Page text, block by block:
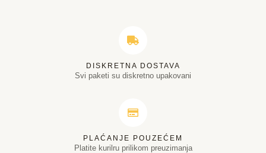
DISKRETNA DOSTAVA
Svi paketi su diskretno upakovani
PLAĆANJE POUZEĆEM
Platite kurilru prilikom preuzimanja